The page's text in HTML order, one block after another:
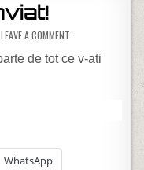
LEAVE A COMMENTON HRISTOS A
de tot ce v-ati
WhatsApp